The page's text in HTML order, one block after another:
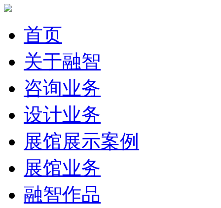
首页
关于融智
咨询业务
设计业务
展馆展示案例
展馆业务
融智作品